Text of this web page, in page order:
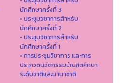
นักศึกษาครั้งที่ 3
• ประชุมวิชาการสำหรับ
นักศึกษาครั้งที่ 2
• ประชุมวิชาการสำหรับ
นักศึกษาครั้งที่ 1
• การประชุมวิชาการ และการ
ประกวดนวัตกรรมบัณฑิตศึกษา
ระดับชาติและนานาชาติ